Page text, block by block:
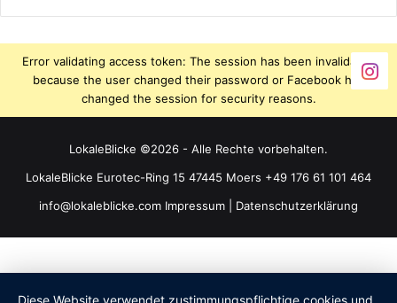
Error validating access token: The session has been invalidated
because the user changed their password or Facebook has
changed the session for security reasons.
LokaleBlicke ©2026 - Alle Rechte vorbehalten.
LokaleBlicke Eurotec-Ring 15 47445 Moers +49 176 61 101 464
info@lokaleblicke.com Impressum Datenschutzerklärung
Diese Website verwendet zustimmungspflichtige cookies und